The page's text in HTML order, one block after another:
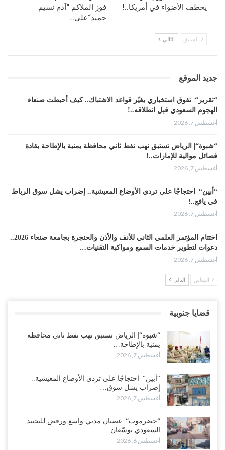
هزيمة هاربر، ولم يخسر قتالا واحدا وهو من بين
المصدر: sportbible
يخطف الأضواء في أمريكا..!
فوز الملاكم “آدم نسيم
حميد“على…
السابق التالي
جديد الموقع
“تقرير“| تفوق استخباري يغيّر قواعد الاشتباك.. كيف أحبطت صنعاء
الهجوم السعودي قبل انطلاقه..!
أغسطس 7, 2026
“شبوة“| الرياض تستبق نهب نفط ثاني محافظة يمنية بالإطاحة بقادة
فصائل موالية للإمارات..!
أغسطس 7, 2026
“أبين“| احتجاجًا على تردي الأوضاع المعيشية.. إضراب يشل سوق الرباط
في يافع..!
أغسطس 7, 2026
اختتام المؤتمر العلمي الثاني للأنف والأذن والحنجرة بجامعة صنعاء 2026..
دعوات لتطوير خدمات السمع ومواكبة التقنيات…
أغسطس 7, 2026
“حضرموت“| عصيان مدني واسع ورفض للتجنيد السعودي يوسّعان
واسعة وإعادة ترتيب المشهد العسكري..!
أغسطس 6, 2026
ضربات صنعاء تربك التحشيدات السعودية شرق اليمن.. خسائر بشرية
وانسحابات وفوضى تعصف بمعسكرات حضرموت ومأرب..!
أغسطس 6, 2026
تداعيات هروب باكريت تتصاعد.. اعتقالات في الرياض وتوتر قبلي يهدد
بتعقيد المشهد في المهرة..!
أغسطس 6, 2026
السابق التالي
قضايا جنوبية
“شبوة“| الرياض تستبق نهب نفط ثاني محافظة
يمنية بالإطاحة…
أغسطس 7, 2026
“أبين“| احتجاجًا على تردي الأوضاع المعيشية..
إضراب يشل سوق…
أغسطس 7, 2026
“حضرموت“| عصيان مدني واسع ورفض للتجنيد
السعودي يوسّعان…
أغسطس 6, 2026